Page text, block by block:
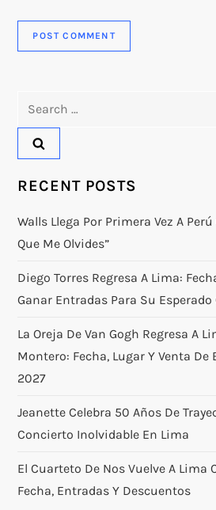
RECENT POSTS
Walls Llega Por Primera Vez A
Que Me Olvides”
Diego Torres Regresa A Lima:
Ganar Entradas Para Su
La Oreja De Van Gogh Regresa A
Montero: Fecha, Lugar Y Venta De
2027
Jeanette Celebra 50 Años De
Concierto Inolvidable En Lima
El Cuarteto De Nos Vuelve A Lima
Fecha, Entradas Y Descuentos